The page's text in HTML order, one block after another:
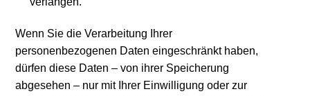
Wenn Sie die Verarbeitung Ihrer
personenbezogenen Daten eingeschränkt haben,
dürfen diese Daten – von ihrer Speicherung
abgesehen – nur mit Ihrer Einwilligung oder zur